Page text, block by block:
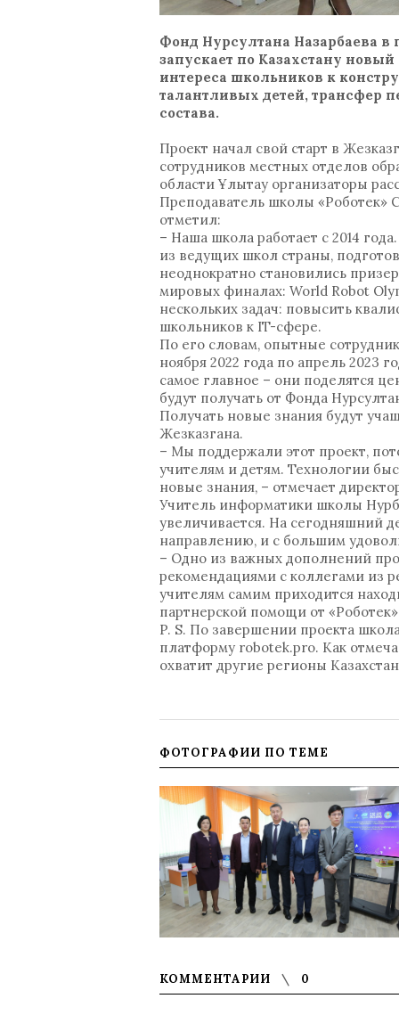
Фонд Нурсултана Назарбаева в
запускает по Казахстану
интереса школьников к
талантливых детей, трансфер
состава.
Проект начал свой старт в
сотрудников местных отделов
области Ұлытау организаторы
Преподаватель школы «Роботек»
отметил:
– Наша школа работает с 2014
из ведущих школ страны,
неоднократно становились
мировых финалах: World Robot
нескольких задач: повысить
школьников к IT-сфере.
По его словам, опытные
ноября 2022 года по апрель 2023
самое главное – они поделятся
будут получать от Фонда
Получать новые знания будут
Жезказгана.
– Мы поддержали этот проект,
учителям и детям. Технологии
новые знания, – отмечает
Учитель информатики школы
увеличивается. На сегодняшний
направлению, и с большим
– Одно из важных дополнений
рекомендациями с коллегами из
учителям самим приходится
партнерской помощи от
P. S. По завершении проекта
платформу robotek.pro. Как
охватит другие регионы
ФОТОГРАФИИ ПО ТЕМЕ
КОММЕНТАРИИ 0